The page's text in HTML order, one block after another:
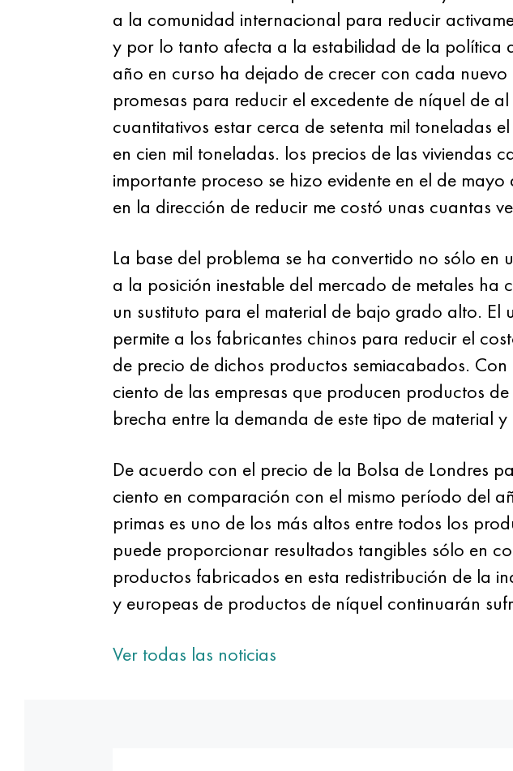
a la comunidad internacional para reducir
y por lo tanto afecta a la estabilidad de la política
año en curso ha dejado de crecer con cada
promesas para reducir el excedente de níquel de
cuantitativos estar cerca de setenta mil toneladas
en cien mil toneladas. los precios de las viviendas
importante proceso se hizo evidente en el de
en la dirección de reducir me costó unas cuantas
La base del problema se ha convertido no sólo en
a la posición inestable del mercado de metales
un sustituto para el material de bajo grado alto.
permite a los fabricantes chinos para reducir el
de precio de dichos productos semiacabados.
ciento de las empresas que producen productos
brecha entre la demanda de este tipo de material y
De acuerdo con el precio de la Bolsa de Londres
ciento en comparación con el mismo período del
primas es uno de los más altos entre todos los
puede proporcionar resultados tangibles sólo en
productos fabricados en esta redistribución de la
y europeas de productos de níquel continuarán
Ver todas las noticias